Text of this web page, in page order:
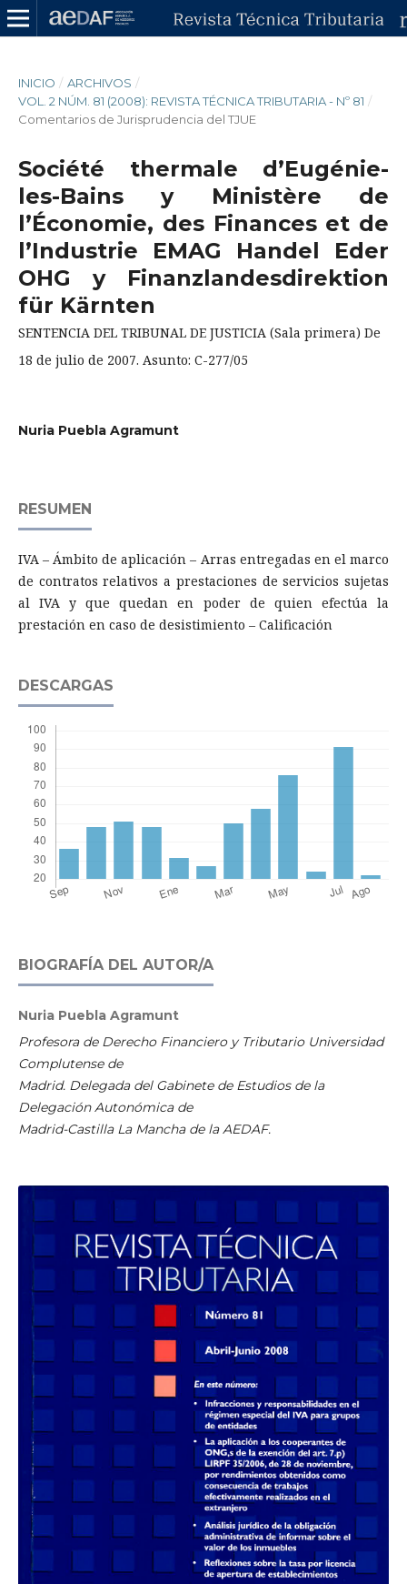
INICIO / ARCHIVOS /
VOL. 2 NÚM. 81 (2008): REVISTA TÉCNICA TRIBUTARIA - Nº 81 /
Comentarios de Jurisprudencia del TJUE
Société thermale d’Eugénie-
les-Bains y Ministère de
l’Économie, des Finances et de
l’Industrie EMAG Handel Eder
OHG y Finanzlandesdirektion
für Kärnten
SENTENCIA DEL TRIBUNAL DE JUSTICIA (Sala primera) De
18 de julio de 2007. Asunto: C-277/05
Nuria Puebla Agramunt
RESUMEN
IVA – Ámbito de aplicación – Arras entregadas en el marco
de contratos relativos a prestaciones de servicios sujetas
al IVA y que quedan en poder de quien efectúa la
prestación en caso de desistimiento – Calificación
DESCARGAS
BIOGRAFÍA DEL AUTOR/A
Nuria Puebla Agramunt
Profesora de Derecho Financiero y Tributario Universidad
Complutense de
Madrid. Delegada del Gabinete de Estudios de la
Delegación Autonómica de
Madrid-Castilla La Mancha de la AEDAF.